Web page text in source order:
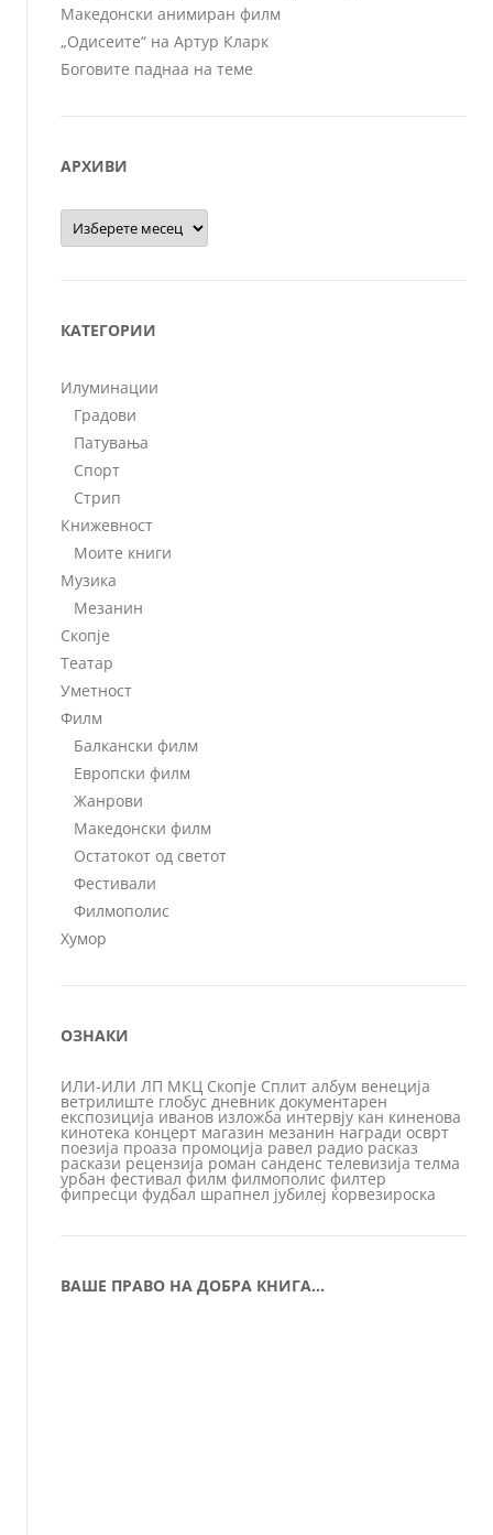
Македонски анимиран филм
„Одисеите“ на Артур Кларк
Боговите паднаа на теме
АРХИВИ
Архиви
КАТЕГОРИИ
Илуминации
Градови
Патувања
Спорт
Стрип
Книжевност
Моите книги
Музика
Мезанин
Скопје
Театар
Уметност
Филм
Балкански филм
Европски филм
Жанрови
Македонски филм
Остатокот од светот
Фестивали
Филмополис
Хумор
ОЗНАКИ
ИЛИ-ИЛИ ЛП МКЦ Скопје Сплит албум венеција
ветрилиште глобус дневник документарен
експозиција иванов изложба интервју кан киненова
кинотека концерт магазин мезанин награди осврт
поезија проаза промоција равел радио расказ
раскази рецензија роман санденс телевизија телма
урбан фестивал филм филмополис филтер
фипресци фудбал шрапнел јубилеј ќорвезироска
ВАШЕ ПРАВО НА ДОБРА КНИГА…